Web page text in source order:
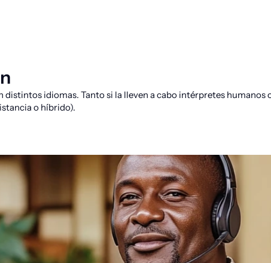
idiomas. Tanto si la lleven a cabo intérpretes humanos
o híbrido).